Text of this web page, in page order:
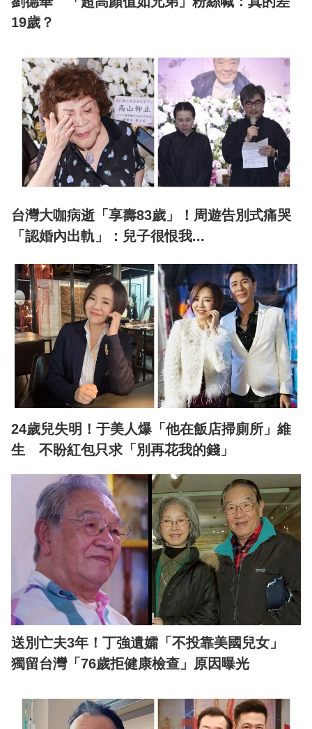
19歲？
台灣大咖病逝「享壽83歲」！周遊告別式痛哭
「認婚內出軌」：兒子很恨我...
24歲兒失明！于美人爆「他在飯店掃廁所」維
生 不盼紅包只求「別再花我的錢」
送別亡夫3年！丁強遺孀「不投靠美國兒女」
獨留台灣「76歲拒健康檢查」原因曝光